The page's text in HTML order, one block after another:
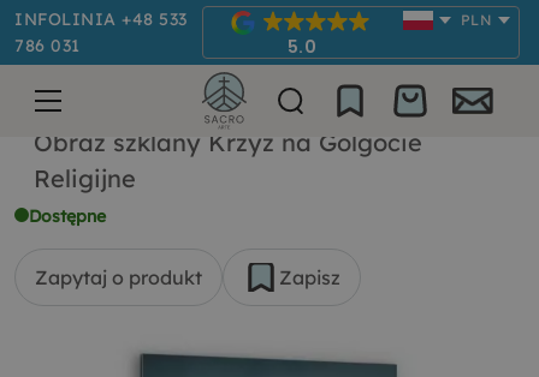
INFOLINIA +48 533
786 031
5.0
PLN
Obraz szklany Krzyż na Golgocie
Religijne
Dostępne
Zapytaj o produkt Zapisz